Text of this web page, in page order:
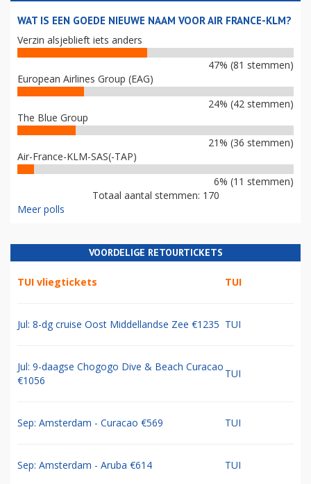
WAT IS EEN GOEDE NIEUWE NAAM VOOR AIR FRANCE-KLM?
Verzin alsjeblieft iets anders
47% (81 stemmen)
European Airlines Group (EAG)
24% (42 stemmen)
The Blue Group
21% (36 stemmen)
Air-France-KLM-SAS(-TAP)
6% (11 stemmen)
Totaal aantal stemmen: 170
Meer polls
VOORDELIGE RETOURTICKETS
TUI vliegtickets TUI
Jul: 8-dg cruise Oost Middellandse Zee €1235 TUI
Jul: 9-daagse Chogogo Dive & Beach Curacao
€1056
TUI
Sep: Amsterdam - Curacao €569 TUI
Sep: Amsterdam - Aruba €614 TUI